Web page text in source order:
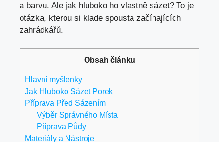
a barvu. Ale jak hluboko ho vlastně sázet? To je
otázka, kterou si klade spousta začínajících
zahrádkářů.
Obsah článku
Hlavní myšlenky
Jak Hluboko Sázet Porek
Příprava Před Sázením
Výběr Správného Místa
Příprava Půdy
Materiály a Nástroje